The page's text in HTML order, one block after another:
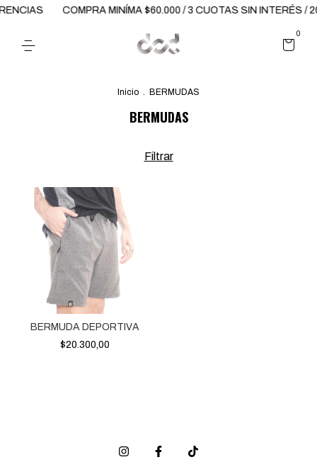
COMPRA MINÍMA $60.000 / 3 CUOTAS SIN INTERÉS /
0
Inicio . BERMUDAS
BERMUDAS
Filtrar
BERMUDA DEPORTIVA
$20.300,00